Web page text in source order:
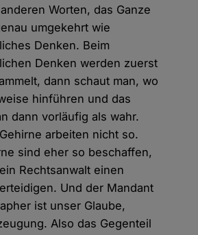
Worten, das Ganze
umgekehrt wie
Denken. Beim
Denken werden zuerst
dann schaut man, wo
hinführen und das
dann vorläufig als wahr.
arbeiten nicht so.
sind eher so beschaffen,
Rechtsanwalt einen
Und der Mandant
ist unser Glaube,
Also das Gegenteil